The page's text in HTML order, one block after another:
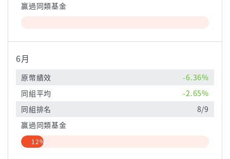
贏過同類基金
6月
原幣績效
-6.36%
同組平均
-2.65%
同組排名
8/9
贏過同類基金
12%